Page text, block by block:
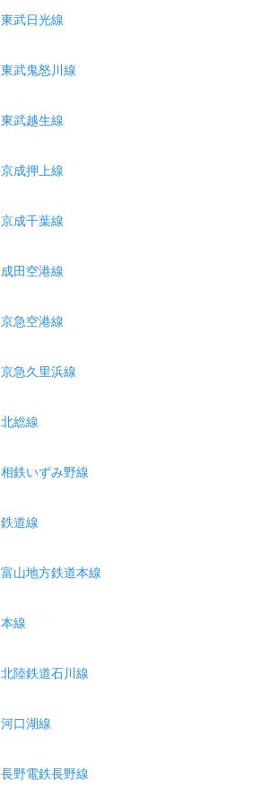
東武日光線
東武鬼怒川線
東武越生線
京成押上線
京成千葉線
成田空港線
京急空港線
京急久里浜線
北総線
相鉄いずみ野線
鉄道線
富山地方鉄道本線
本線
北陸鉄道石川線
河口湖線
長野電鉄長野線